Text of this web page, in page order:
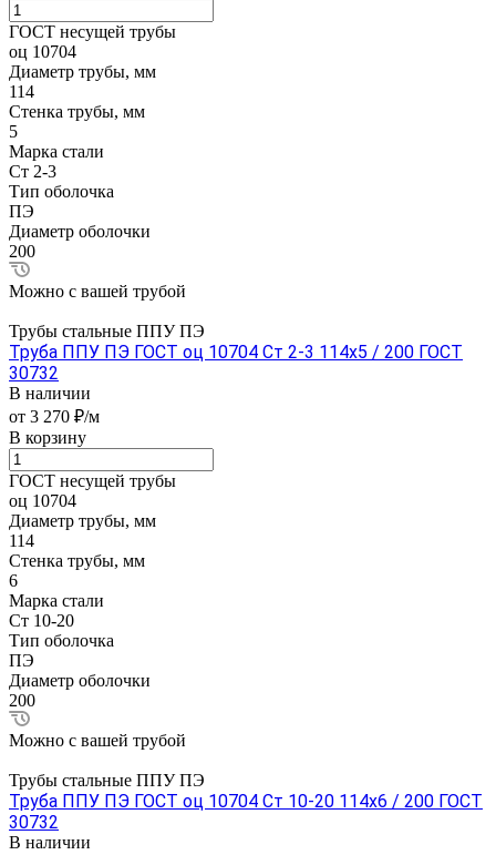
ГОСТ несущей трубы
оц 10704
Диаметр трубы, мм
114
Стенка трубы, мм
5
Марка стали
Ст 2-3
Тип оболочка
ПЭ
Диаметр оболочки
200
Можно с вашей трубой
Трубы стальные ППУ ПЭ
Труба ППУ ПЭ ГОСТ оц 10704 Ст 2-3 114x5 / 200 ГОСТ
30732
В наличии
от 3 270 ₽/м
В корзину
ГОСТ несущей трубы
оц 10704
Диаметр трубы, мм
114
Стенка трубы, мм
6
Марка стали
Ст 10-20
Тип оболочка
ПЭ
Диаметр оболочки
200
Можно с вашей трубой
Трубы стальные ППУ ПЭ
Труба ППУ ПЭ ГОСТ оц 10704 Ст 10-20 114x6 / 200 ГОСТ
30732
В наличии